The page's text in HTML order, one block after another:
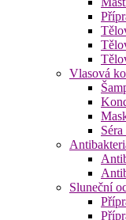
Vlasová
Sluneční